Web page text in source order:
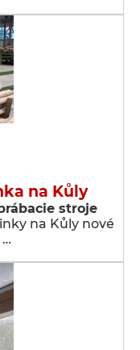
na Kůly
stroje
na Kůly nové
…